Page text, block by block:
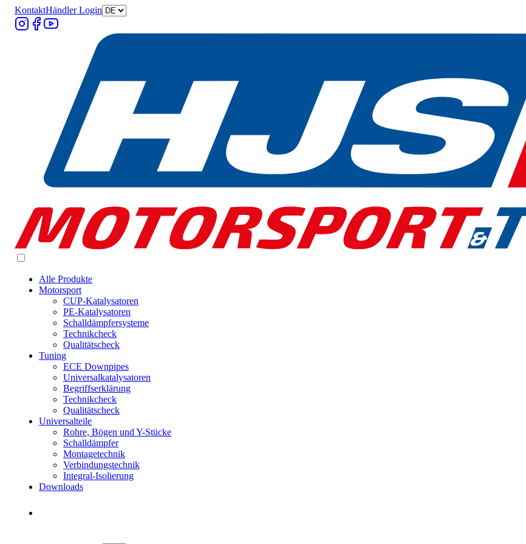
KontaktHändler Login
Alle Produkte
Motorsport
CUP-Katalysatoren
PE-Katalysatoren
Schalldämpfersysteme
Technikcheck
Qualitätscheck
Tuning
ECE Downpipes
Universalkatalysatoren
Begriffserklärung
Technikcheck
Qualitätscheck
Universalteile
Rohre, Bögen und Y-Stücke
Schalldämpfer
Montagetechnik
Verbindungstechnik
Integral-Isolierung
Downloads